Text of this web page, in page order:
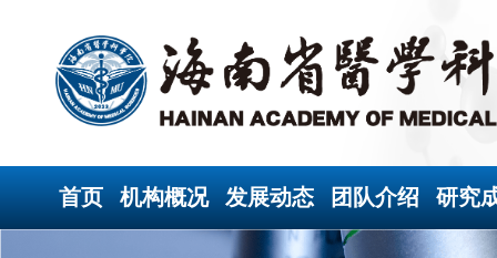
首页 机构概况 发展动态 团队介绍 研究